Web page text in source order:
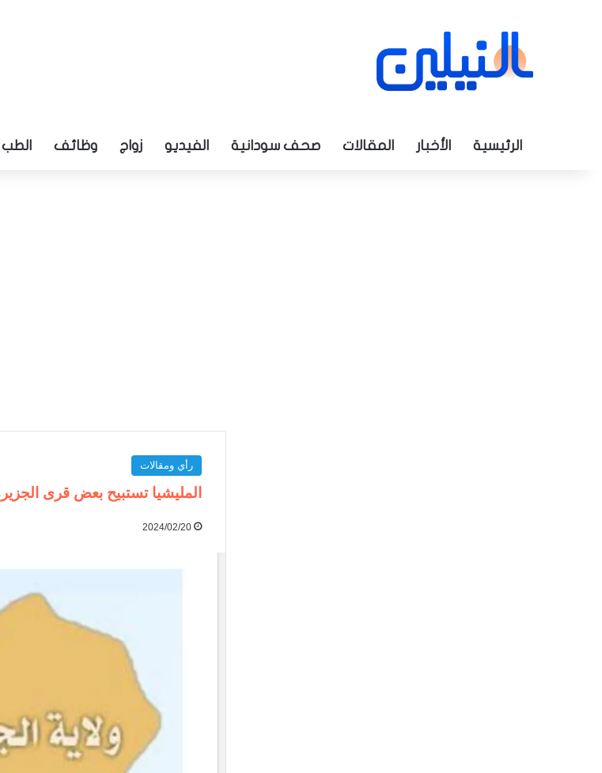
الرئيسية الأخبار المقالات صحف سودانية الفيديو زواج وظائف الطب
رأي ومقالات
المليشيا تستبيح بعض قرى
2024/02/20